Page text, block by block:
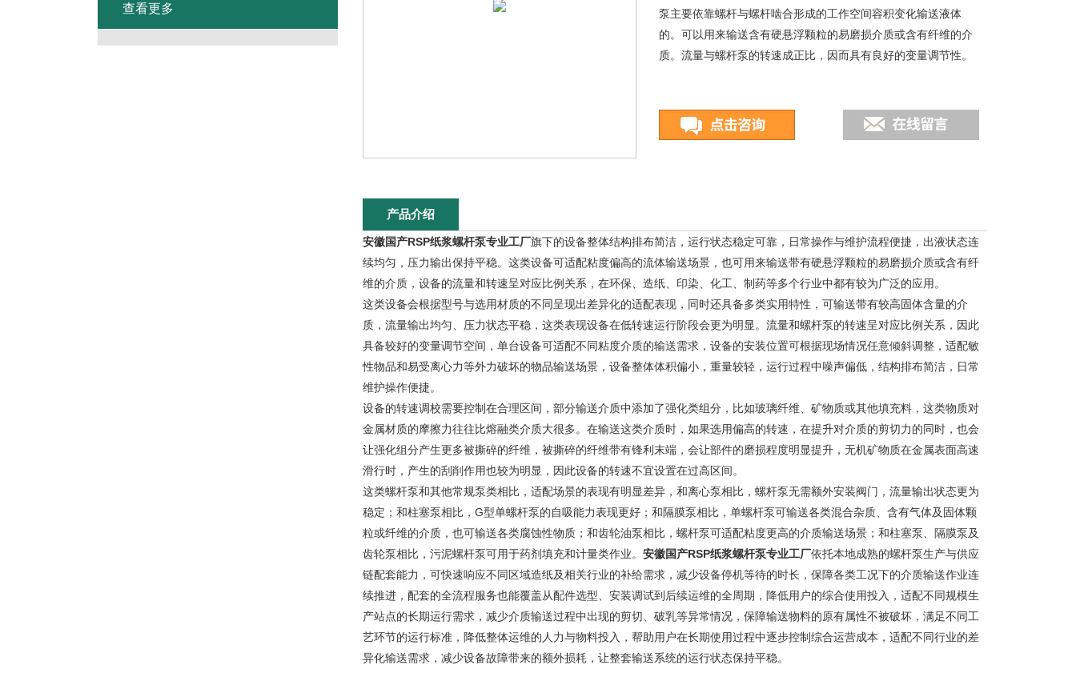
泵主要依靠螺杆与螺杆啮合形成的工作空间容积变化输送液体
的。可以用来输送含有硬悬浮颗粒的易磨损介质或含有纤维的介
质。流量与螺杆泵的转速成正比，因而具有良好的变量调节性。
产品介绍
安徽国产RSP纸浆螺杆泵专业工厂旗下的设备整体结构排布简洁，运行状态稳定可靠，日常操作与维护流程便捷，出液状态连
续均匀，压力输出保持平稳。这类设备可适配粘度偏高的流体输送场景，也可用来输送带有硬悬浮颗粒的易磨损介质或含有纤
维的介质，设备的流量和转速呈对应比例关系，在环保、造纸、印染、化工、制药等多个行业中都有较为广泛的应用。
这类设备会根据型号与选用材质的不同呈现出差异化的适配表现，同时还具备多类实用特性，可输送带有较高固体含量的介
质，流量输出均匀、压力状态平稳，这类表现设备在低转速运行阶段会更为明显。流量和螺杆泵的转速呈对应比例关系，因此
具备较好的变量调节空间，单台设备可适配不同粘度介质的输送需求，设备的安装位置可根据现场情况任意倾斜调整，适配敏
性物品和易受离心力等外力破坏的物品输送场景，设备整体体积偏小，重量较轻，运行过程中噪声偏低，结构排布简洁，日常
维护操作便捷。
设备的转速调校需要控制在合理区间，部分输送介质中添加了强化类组分，比如玻璃纤维、矿物质或其他填充料，这类物质对
金属材质的摩擦力往往比熔融类介质大很多。在输送这类介质时，如果选用偏高的转速，在提升对介质的剪切力的同时，也会
让强化组分产生更多被撕碎的纤维，被撕碎的纤维带有锋利末端，会让部件的磨损程度明显提升，无机矿物质在金属表面高速
滑行时，产生的刮削作用也较为明显，因此设备的转速不宜设置在过高区间。
这类螺杆泵和其他常规泵类相比，适配场景的表现有明显差异，和离心泵相比，螺杆泵无需额外安装阀门，流量输出状态更为
稳定；和柱塞泵相比，G型单螺杆泵的自吸能力表现更好；和隔膜泵相比，单螺杆泵可输送各类混合杂质、含有气体及固体颗
粒或纤维的介质，也可输送各类腐蚀性物质；和齿轮油泵相比，螺杆泵可适配粘度更高的介质输送场景；和柱塞泵、隔膜泵及
齿轮泵相比，污泥螺杆泵可用于药剂填充和计量类作业。 安徽国产RSP纸浆螺杆泵专业工厂依托本地成熟的螺杆泵生产与供应
链配套能力，可快速响应不同区域造纸及相关行业的补给需求，减少设备停机等待的时长，保障各类工况下的介质输送作业连
续推进，配套的全流程服务也能覆盖从配件选型、安装调试到后续运维的全周期，降低用户的综合使用投入，适配不同规模生
产站点的长期运行需求，减少介质输送过程中出现的剪切、破乳等异常情况，保障输送物料的原有属性不被破坏，满足不同工
艺环节的运行标准，降低整体运维的人力与物料投入，帮助用户在长期使用过程中逐步控制综合运营成本，适配不同行业的差
异化输送需求，减少设备故障带来的额外损耗，让整套输送系统的运行状态保持平稳。
查看更多